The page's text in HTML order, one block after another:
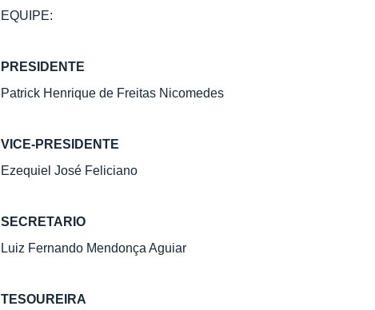
EQUIPE:
PRESIDENTE
Patrick Henrique de Freitas Nicomedes
VICE-PRESIDENTE
Ezequiel José Feliciano
SECRETARIO
Luiz Fernando Mendonça Aguiar
TESOUREIRA